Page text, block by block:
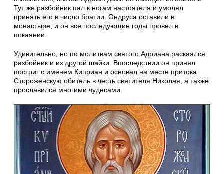
Тут же разбойник пал к ногам настоятеля и умолял
принять его в число братии. Ондруса оставили в
монастыре, и он все последующие годы провел в
покаянии.
Удивительно, но по молитвам святого Адриана раскаялся
разбойник и из другой шайки. Впоследствии он принял
постриг с именем Киприан и основал на месте притока
Стороженскую обитель в честь святителя Николая, а также
прославился многими чудесами.